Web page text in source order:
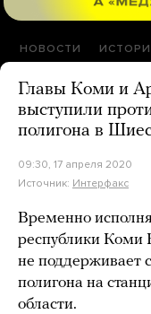
НОВОСТИ
Главы Коми и
выступили
полигона в
09:30, 17 апреля 2020
Источник: Интерфакс
Временно
республики Коми
не поддерживает
полигона на
области.